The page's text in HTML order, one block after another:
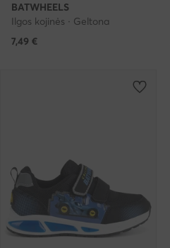
BATWHEELS
Ilgos kojinės · Geltona
7,49 €